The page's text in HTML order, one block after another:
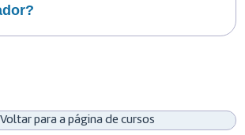
Voltar para a página de cursos